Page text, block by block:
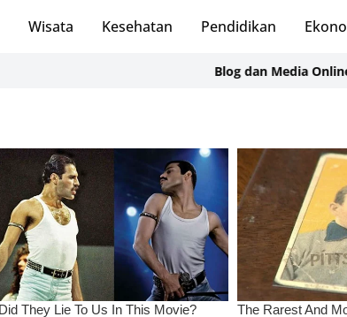
Wisata Kesehatan Pendidikan
Blog dan Media Online di